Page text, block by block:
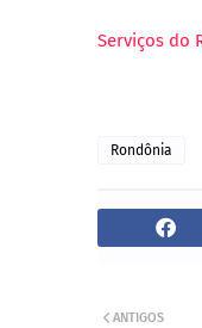
Serviços do
Rondônia
ANTIGOS